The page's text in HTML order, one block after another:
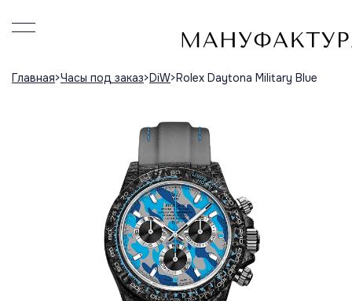
Главная Часы под заказ DiW Rolex Daytona Military Blue